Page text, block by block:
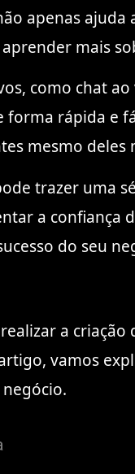
apenas ajuda
mais
como chat
rápida e
mesmo
trazer uma
a confiança
do seu
a criação
vamos